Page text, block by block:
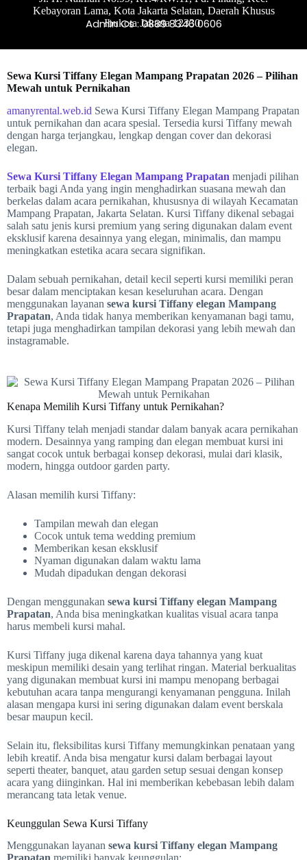
Kebayoran Lama, Kota Jakarta Selatan, Daerah Khusus
Ibukota Jakarta 12330
Admin Cs : 0889 8346 0606
Sewa Kursi Tiffany Elegan Mampang Prapatan 2026 – Pilihan
Mewah untuk Pernikahan
amanyrental.web.id Sewa Kursi Tiffany Elegan Mampang Prapatan
untuk pernikahan dan acara spesial. Tersedia kursi Tiffany mewah
dengan harga terjangkau, lengkap dengan cover dan dekorasi
elegan.
Sewa Kursi Tiffany Elegan Mampang Prapatan menjadi pilihan
terbaik bagi Anda yang ingin menghadirkan suasana mewah dan
berkelas dalam acara pernikahan, khususnya di wilayah Kecamatan
Mampang Prapatan, Jakarta Selatan. Kursi Tiffany dikenal sebagai
salah satu jenis kursi premium yang sering digunakan dalam event
eksklusif karena desainnya yang elegan, minimalis, dan mampu
meningkatkan estetika acara secara signifikan.
Dalam sebuah pernikahan, detail kecil seperti kursi memiliki peran
besar dalam menciptakan kesan keseluruhan acara. Dengan
menggunakan layanan sewa kursi Tiffany elegan Mampang
Prapatan, Anda tidak hanya memberikan kenyamanan bagi tamu,
tetapi juga menghadirkan tampilan dekorasi yang lebih mewah dan
instagramable.
Kenapa Memilih Kursi Tiffany untuk Pernikahan?
Kursi Tiffany telah menjadi standar dalam banyak acara pernikahan
modern. Desainnya yang ramping dan elegan membuat kursi ini
sangat cocok untuk berbagai konsep dekorasi, mulai dari klasik,
modern, hingga outdoor garden party.
Alasan memilih kursi Tiffany:
Tampilan mewah dan elegan
Cocok untuk tema wedding premium
Memberikan kesan eksklusif
Nyaman digunakan dalam waktu lama
Mudah dipadukan dengan dekorasi
Dengan menggunakan sewa kursi Tiffany elegan Mampang
Prapatan, Anda bisa meningkatkan kualitas visual acara tanpa
harus membeli kursi mahal.
Kursi Tiffany juga dikenal karena daya tahannya yang kuat
meskipun memiliki desain yang terlihat ringan. Material berkualitas
yang digunakan membuat kursi ini mampu menopang berbagai
kebutuhan acara tanpa mengurangi kenyamanan pengguna. Inilah
alasan mengapa kursi ini sering digunakan dalam event berskala
besar maupun kecil.
Selain itu, fleksibilitas kursi Tiffany memungkinkan penataan yang
lebih kreatif. Anda bisa mengatur kursi dalam berbagai layout
seperti theater, banquet, atau garden setup sesuai dengan konsep
acara yang diinginkan. Hal ini memberikan kebebasan lebih dalam
merancang tata letak venue.
Keunggulan Sewa Kursi Tiffany
Menggunakan layanan sewa kursi Tiffany elegan Mampang